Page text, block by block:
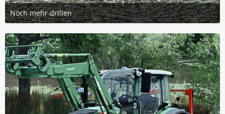
Noch mehr drillen
14. September 2025 um 09:15
2